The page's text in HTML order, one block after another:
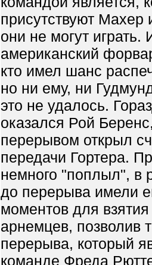
присутствуют Махер
они не могут играть.
американский
кто имел шанс
но ни ему, ни
это не удалось.
оказался Рой
перерывом открыл
передачи Гортера.
немного "поплыл", в
до перерыва имели
моментов для
арнемцев, позволив
перерыва, который
команде Фреда